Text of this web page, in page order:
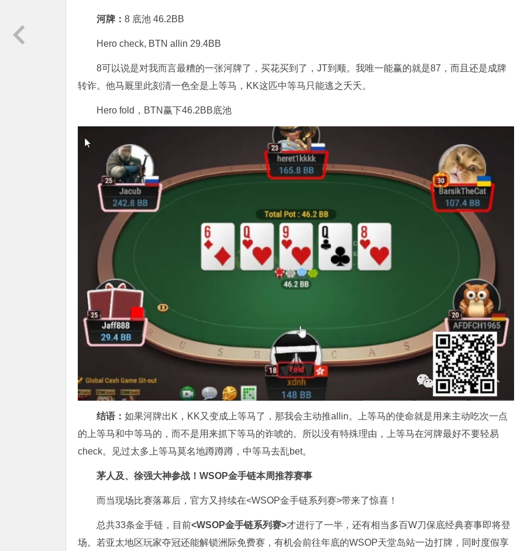
河牌： 8 底池 46.2BB
Hero check, BTN allin 29.4BB
8可以说是对我而言最糟的一张河牌了，买花买到了，JT到顺。我唯一能赢的就是87，而且还是成牌
转诈。他马厩里此刻清一色全是上等马，KK这匹中等马只能逃之夭夭。
Hero fold，BTN赢下46.2BB底池
结语： 如果河牌出K，KK又变成上等马了，那我会主动推allin。上等马的使命就是用来主动吃次一点
的上等马和中等马的，而不是用来抓下等马的诈唬的。所以没有特殊理由，上等马在河牌最好不要轻易
check。见过太多上等马莫名地蹲蹲蹲，中等马去乱bet。
茅人及、徐强大神参战！WSOP金手链本周推荐赛事
而当现场比赛落幕后，官方又持续在<WSOP金手链系列赛>带来了惊喜！
总共33条金手链，目前<WSOP金手链系列赛>才进行了一半，还有相当多百W刀保底经典赛事即将登
场。若亚太地区玩家夺冠还能解锁洲际免费赛，有机会前往年底的WSOP天堂岛站一边打牌，同时度假享